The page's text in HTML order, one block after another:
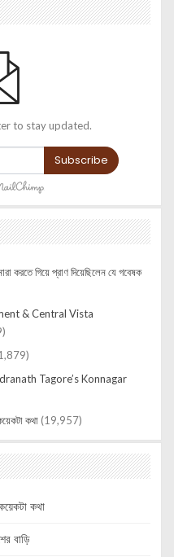
to stay updated.
Subscribe
করতে গিয়ে প্রাণ দিয়েছিলেন যে গবেষক
& Central Vista
Tagore’s Konnagar
কথা (19,957)
কথা
বাড়ি